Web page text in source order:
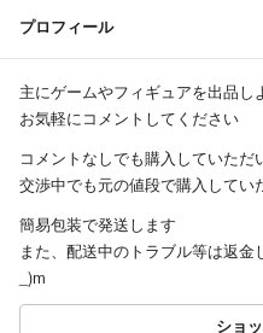
プロフィール
主にゲームやフィギュアを出品し
お気軽にコメントしてください
コメントなしでも購入していただ
交渉中でも元の値段で購入してい
簡易包装で発送します
また、配送中のトラブル等は返金
_)m
ショ